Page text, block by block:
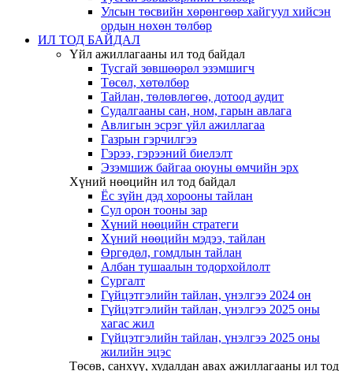
Улсын төсвийн хөрөнгөөр хайгуул хийсэн
ордын нөхөн төлбөр
ИЛ ТОД БАЙДАЛ
Үйл ажиллагааны ил тод байдал
Тусгай зөвшөөрөл эзэмшигч
Төсөл, хөтөлбөр
Тайлан, төлөвлөгөө, дотоод аудит
Судалгааны сан, ном, гарын авлага
Авлигын эсрэг үйл ажиллагаа
Газрын гэрчилгээ
Гэрээ, гэрээний биелэлт
Эзэмшиж байгаа оюуны өмчийн эрх
Хүний нөөцийн ил тод байдал
Ёс зүйн дэд хорооны тайлан
Сул орон тооны зар
Хүний нөөцийн стратеги
Хүний нөөцийн мэдээ, тайлан
Өргөдөл, гомдлын тайлан
Албан тушаалын тодорхойлолт
Сургалт
Гүйцэтгэлийн тайлан, үнэлгээ 2024 он
Гүйцэтгэлийн тайлан, үнэлгээ 2025 оны
хагас жил
Гүйцэтгэлийн тайлан, үнэлгээ 2025 оны
жилийн эцэс
Төсөв, санхүү, худалдан авах ажиллагааны ил тод